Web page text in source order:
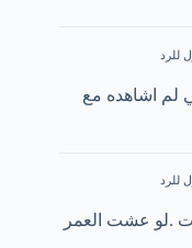
للرد
لم اشاهده مع
للرد
.لو عشت العمر